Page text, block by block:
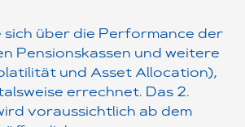
sich über die Performance der
Pensionskassen und weitere
und Asset Allocation),
errechnet. Das 2.
voraussichtlich ab dem